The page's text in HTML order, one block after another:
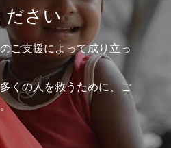
ださい
ご支援によって成り立っ
くの人を救うために、ご